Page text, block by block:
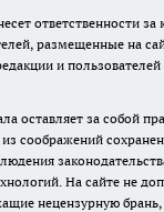
ответственности
размещенные на
и
оставляет за собой
соображений
На сайте не
нецензурную